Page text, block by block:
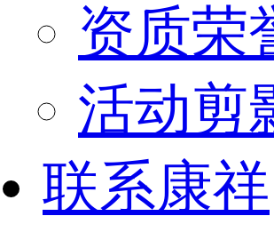
资质荣
活动剪
联系康祥